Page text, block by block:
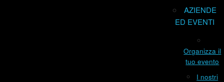
AZIENDE
ED EVENTI
Organizza il
tuo evento
I nostri